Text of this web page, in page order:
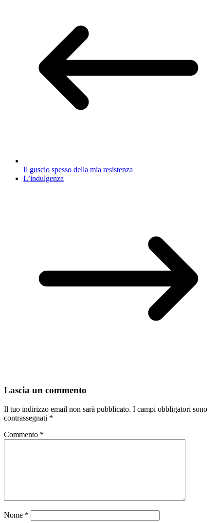
Il guscio spesso della mia resistenza
L’indulgenza
Lascia un commento
Il tuo indirizzo email non sarà pubblicato. I campi obbligatori sono
contrassegnati *
Commento *
Nome *